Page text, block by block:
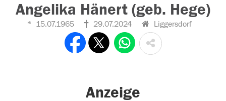
Angelika Hänert (geb. Hege)
15.07.1965 29.07.2024 Liggersdorf
Anzeige